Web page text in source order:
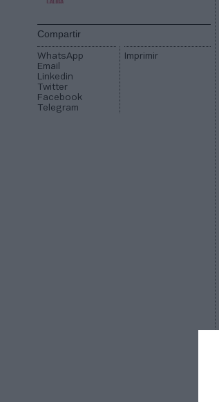
Compartir
WhatsApp
Email
Linkedin
Twitter
Facebook
Telegram
Imprimir